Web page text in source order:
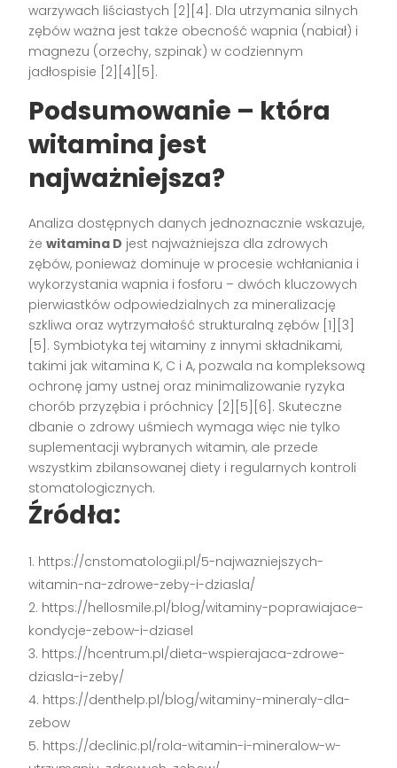
warzywach liściastych [2][4] . Dla utrzymania silnych
zębów ważna jest także obecność wapnia (nabiał) i
magnezu (orzechy, szpinak) w codziennym
jadłospisie [2][4][5] .
Podsumowanie – która
witamina jest
najważniejsza?
Analiza dostępnych danych jednoznacznie wskazuje,
żewitamina D jest najważniejsza dla zdrowych
zębów, ponieważ dominuje w procesie wchłaniania i
wykorzystania wapnia i fosforu – dwóch kluczowych
pierwiastków odpowiedzialnych za mineralizację
szkliwa oraz wytrzymałość strukturalną zębów [1][3]
[5] . Symbiotyka tej witaminy z innymi składnikami,
takimi jak witamina K, C i A, pozwala na kompleksową
ochronę jamy ustnej oraz minimalizowanie ryzyka
chorób przyzębia i próchnicy [2][5][6] . Skuteczne
dbanie o zdrowy uśmiech wymaga więc nie tylko
suplementacji wybranych witamin, ale przede
wszystkim zbilansowanej diety i regularnych kontroli
stomatologicznych.
Źródła:
https://cnstomatologii.pl/5-najwazniejszych-
witamin-na-zdrowe-zeby-i-dziasla/
https://hellosmile.pl/blog/witaminy-poprawiajace-
kondycje-zebow-i-dziasel
https://hcentrum.pl/dieta-wspierajaca-zdrowe-
dziasla-i-zeby/
https://denthelp.pl/blog/witaminy-mineraly-dla-
zebow
https://declinic.pl/rola-witamin-i-mineralow-w-